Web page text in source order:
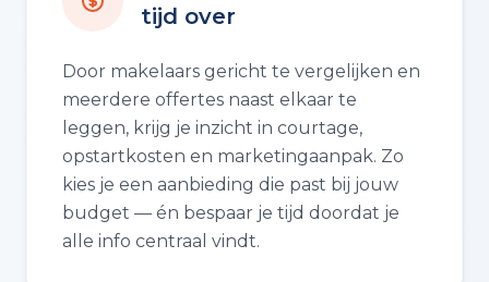
tijd over
Door makelaars gericht te vergelijken en
meerdere offertes naast elkaar te
leggen, krijg je inzicht in courtage,
opstartkosten en marketingaanpak. Zo
kies je een aanbieding die past bij jouw
budget — én bespaar je tijd doordat je
alle info centraal vindt.